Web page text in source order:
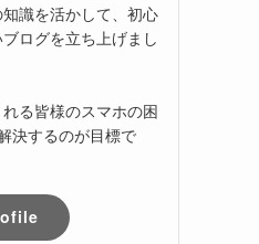
識を活かして、初心
ログを立ち上げまし
る皆様のスマホの困
決するのが目標で